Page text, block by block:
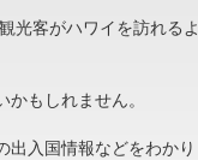
光客がハワイを訪れるよ
もしれません。
出入国情報などをわかり